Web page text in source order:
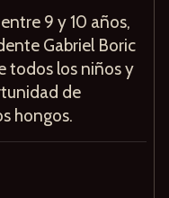
9 y 10 años,
Gabriel Boric
todos los niños y
de
hongos.